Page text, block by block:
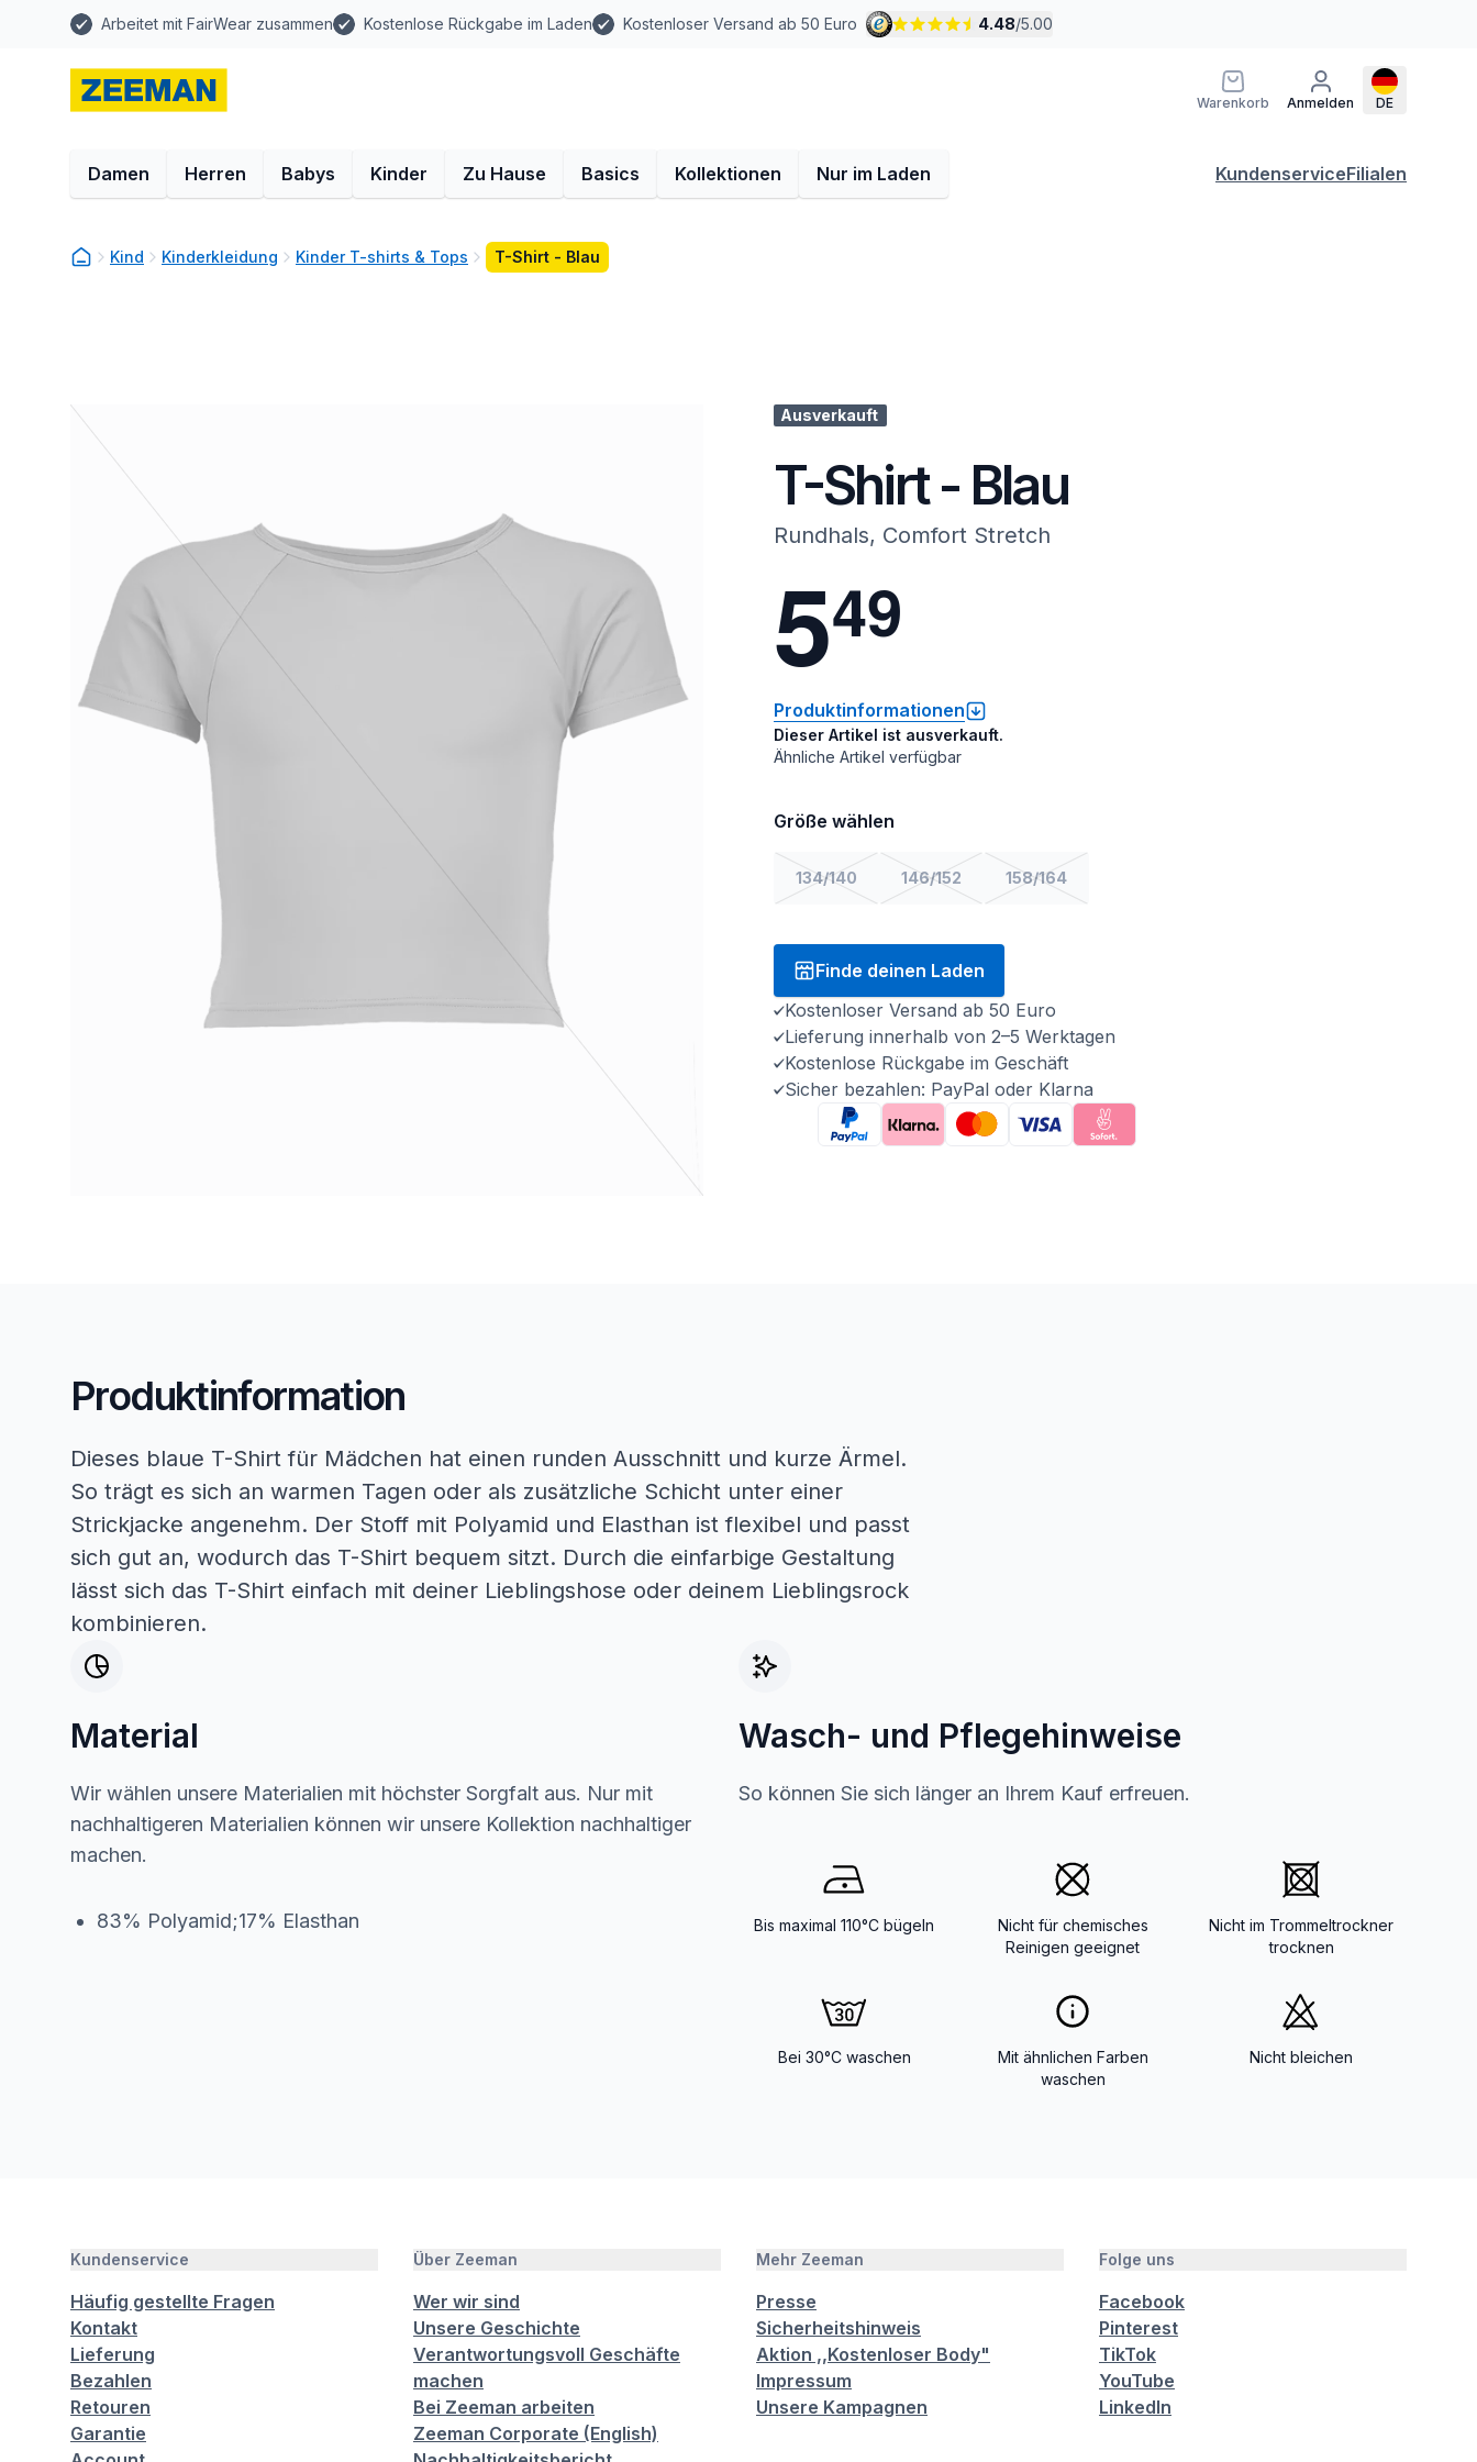
Arbeitet mit FairWear zusammen Kostenlose Rückgabe im Laden Kostenloser Versand ab 50 Euro 4.48/5.00
Warenkorb Anmelden DE
Damen Herren Babys Kinder Zu Hause Basics Kollektionen Nur im Laden KundenserviceFilialen
Kind Kinderkleidung Kinder T-shirts & Tops T-Shirt - Blau
Ausverkauft
T-Shirt - Blau
Rundhals, Comfort Stretch
549
Produktinformationen
Dieser Artikel ist ausverkauft.
Ähnliche Artikel verfügbar
Größe wählen
134/140 146/152 158/164
Finde deinen Laden
Kostenloser Versand ab 50 Euro
Lieferung innerhalb von 2–5 Werktagen
Kostenlose Rückgabe im Geschäft
Sicher bezahlen: PayPal oder Klarna
Produktinformation
Dieses blaue T-Shirt für Mädchen hat einen runden Ausschnitt und kurze Ärmel.
So trägt es sich an warmen Tagen oder als zusätzliche Schicht unter einer
Strickjacke angenehm. Der Stoff mit Polyamid und Elasthan ist flexibel und passt
sich gut an, wodurch das T-Shirt bequem sitzt. Durch die einfarbige Gestaltung
lässt sich das T-Shirt einfach mit deiner Lieblingshose oder deinem Lieblingsrock
kombinieren.
Material
Wir wählen unsere Materialien mit höchster Sorgfalt aus. Nur mit
nachhaltigeren Materialien können wir unsere Kollektion nachhaltiger
machen.
83% Polyamid;17% Elasthan
Wasch- und Pflegehinweise
So können Sie sich länger an Ihrem Kauf erfreuen.
Bis maximal 110°C bügeln
Nicht für chemisches
Reinigen geeignet
Nicht im Trommeltrockner
trocknen
Bei 30°C waschen
Mit ähnlichen Farben
waschen
Nicht bleichen
Kundenservice
Häufig gestellte Fragen
Kontakt
Lieferung
Bezahlen
Retouren
Garantie
Über Zeeman
Wer wir sind
Unsere Geschichte
Verantwortungsvoll Geschäfte
machen
Bei Zeeman arbeiten
Zeeman Corporate (English)
Mehr Zeeman
Presse
Sicherheitshinweis
Aktion ,,Kostenloser Body"
Impressum
Unsere Kampagnen
Folge uns
Facebook
Pinterest
TikTok
YouTube
LinkedIn